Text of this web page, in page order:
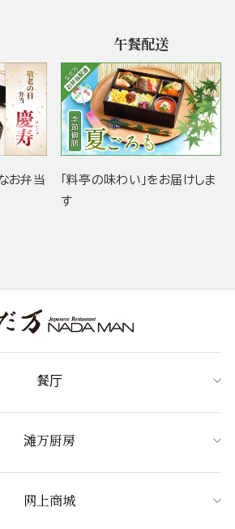
お弁当
午餐配送
「料亭の味わい」をお届けしま
す
餐厅
滩万厨房
网上商城